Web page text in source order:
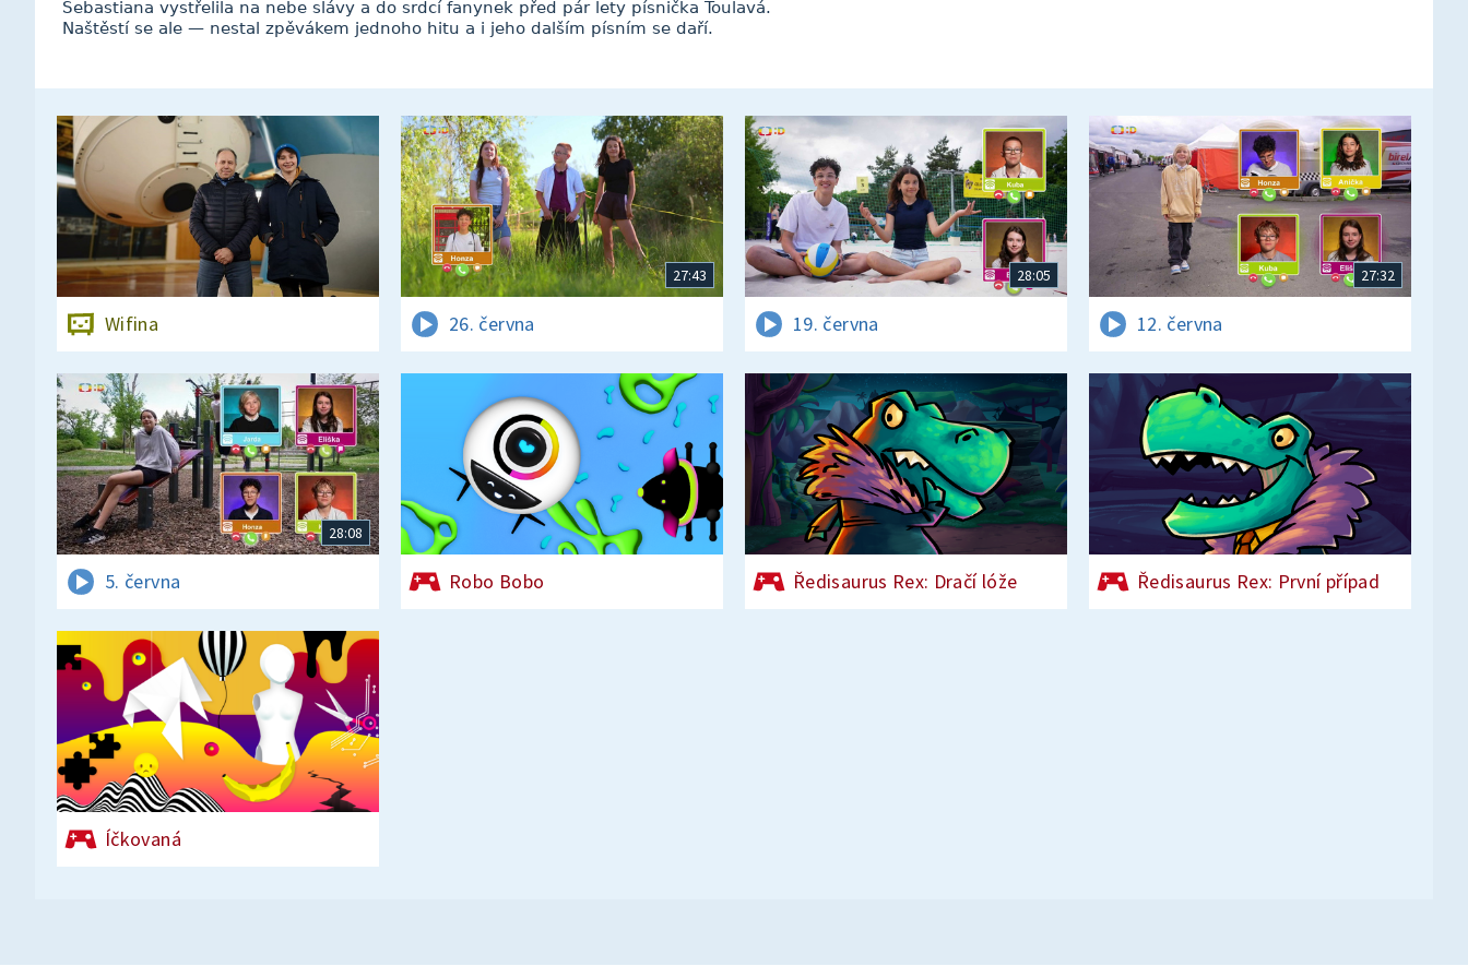
Sebastiana vystřelila na nebe slávy a do srdcí fanynek před pár lety písnička Toulavá.
Naštěstí se ale — nestal zpěvákem jednoho hitu a i jeho dalším písním se daří.
Wifina
27:43
26. června
28:05
19. června
27:32
12. června
28:08
5. června Robo Bobo Ředisaurus Rex: Dračí lóže Ředisaurus Rex: První případ
Íčkovaná